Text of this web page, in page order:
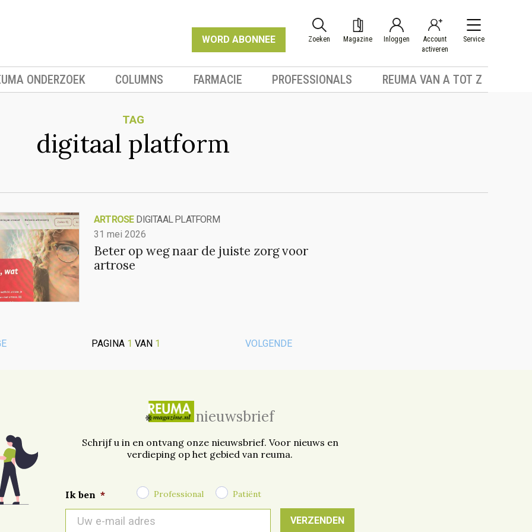
WORD ABONNEE Zoeken Magazine Inloggen
Account
activeren
Service
ONDERZOEK COLUMNS FARMACIE PROFESSIONALS REUMA VAN A TOT Z
TAG
digitaal platform
ARTROSE DIGITAAL PLATFORM
31 mei 2026
Beter op weg naar de juiste zorg voor
artrose
PAGINA 1 VAN 1 VOLGENDE
nieuwsbrief
Schrijf u in en ontvang onze nieuwsbrief. Voor nieuws en
verdieping op het gebied van reuma.
Ik ben * Professional Patiënt
mail
*